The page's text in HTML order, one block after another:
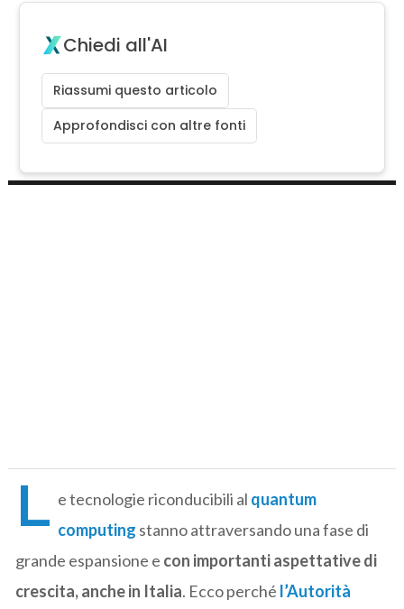
Chiedi all'AI
Riassumi questo articolo
Approfondisci con altre fonti
L e tecnologie riconducibili al quantum
computing stanno attraversando una fase di
grande espansione e con importanti aspettative di
crescita, anche in Italia. Ecco perché l’Autorità